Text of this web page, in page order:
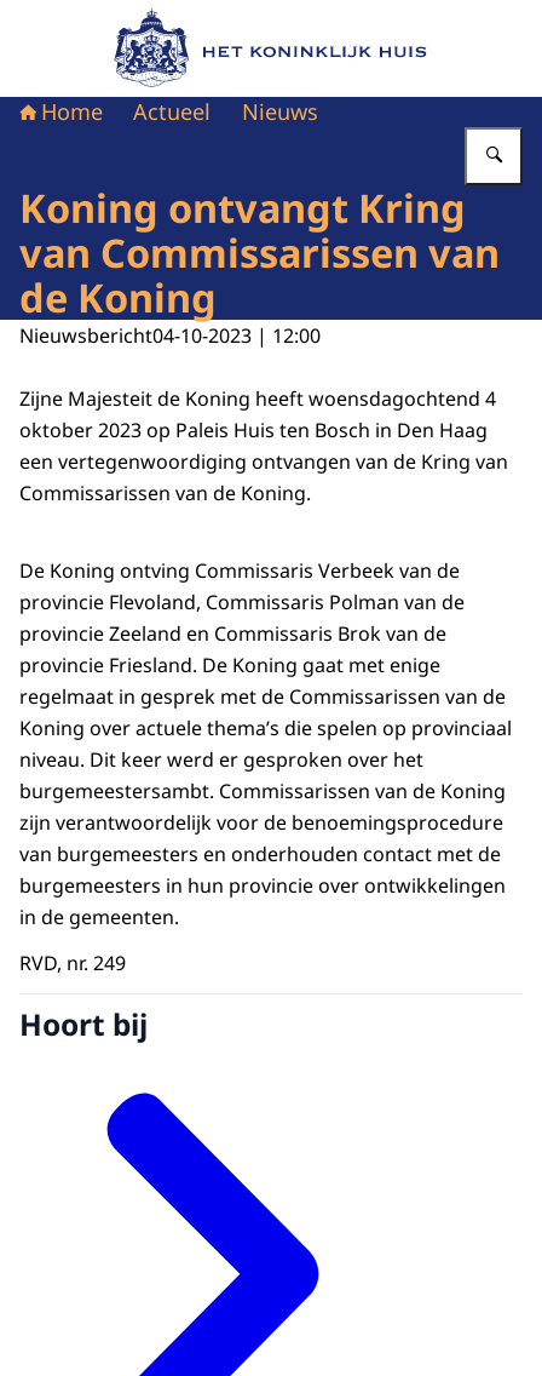
Naar de homepage van Het Koninklijk Huis
Home Actueel Nieuws
Koning ontvangt Kring
van Commissarissen van
de Koning
Nieuwsbericht04-10-2023 | 12:00
Zijne Majesteit de Koning heeft woensdagochtend 4
oktober 2023 op Paleis Huis ten Bosch in Den Haag
een vertegenwoordiging ontvangen van de Kring van
Commissarissen van de Koning.
De Koning ontving Commissaris Verbeek van de
provincie Flevoland, Commissaris Polman van de
provincie Zeeland en Commissaris Brok van de
provincie Friesland. De Koning gaat met enige
regelmaat in gesprek met de Commissarissen van de
Koning over actuele thema’s die spelen op provinciaal
niveau. Dit keer werd er gesproken over het
burgemeestersambt. Commissarissen van de Koning
zijn verantwoordelijk voor de benoemingsprocedure
van burgemeesters en onderhouden contact met de
burgemeesters in hun provincie over ontwikkelingen
in de gemeenten.
RVD, nr. 249
Hoort bij